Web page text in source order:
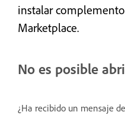
instalar
Marketplace.
No es posible
¿Ha recibido un mensaje